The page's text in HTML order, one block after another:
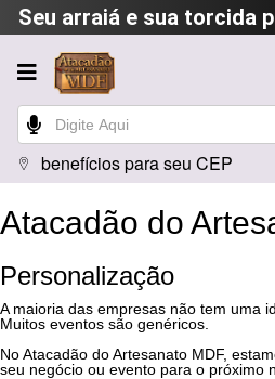
Seu arraiá e sua torcida
benefícios para seu CEP
Atacadão do
Personalização
A maioria das empresas não tem uma
Muitos eventos são genéricos.
No Atacadão do Artesanato MDF,
seu negócio ou evento para o próximo